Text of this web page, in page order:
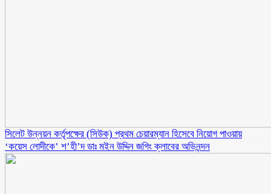
সিলেট উন্নয়ন কর্তৃপক্ষের (সিউক) প্রথম চেয়ারম্যান হিসেবে নিয়োগ পাওয়ায়
‘কয়েস লোদীকে’ শ’হী’দ ডাঃ মইন উদ্দিন জগিং ক্লাবের অভিনন্দন